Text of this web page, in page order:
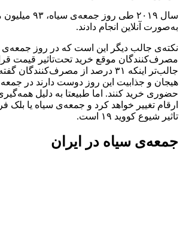
سال ۲۰۱۹ طی روز
به‌صورت آنلاین انجام دادند.
مصرف‌کنندگان موقع خرید تحت‌تاثیر قیمت
جالب‌تر اینکه ۳۱ درصد از
هیجان و جذابیت این روز دوست دارند در
حضوری خرید کنند. اما طبیعتا به دلیل
ارقام تغییر خواهد کرد و جمعه‌ی سیاه یا بلک
تاثیر شیوع کووید ۱۹ است.
جمعه‌ی سیاه در ایران